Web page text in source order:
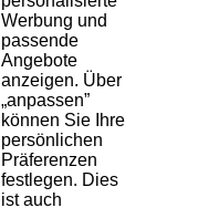
Werbung und
passende
Angebote
anzeigen. Über
„anpassen”
können Sie Ihre
persönlichen
Präferenzen
festlegen. Dies
ist auch